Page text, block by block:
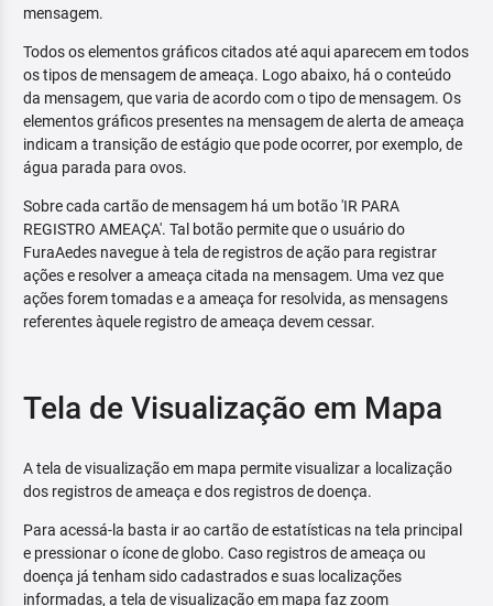
mensagem.
Todos os elementos gráficos citados até aqui aparecem em todos
os tipos de mensagem de ameaça. Logo abaixo, há o conteúdo
da mensagem, que varia de acordo com o tipo de mensagem. Os
elementos gráficos presentes na mensagem de alerta de ameaça
indicam a transição de estágio que pode ocorrer, por exemplo, de
água parada para ovos.
Sobre cada cartão de mensagem há um botão 'IR PARA
REGISTRO AMEAÇA'. Tal botão permite que o usuário do
FuraAedes navegue à tela de registros de ação para registrar
ações e resolver a ameaça citada na mensagem. Uma vez que
ações forem tomadas e a ameaça for resolvida, as mensagens
referentes àquele registro de ameaça devem cessar.
Tela de Visualização em Mapa
A tela de visualização em mapa permite visualizar a localização
dos registros de ameaça e dos registros de doença.
Para acessá-la basta ir ao cartão de estatísticas na tela principal
e pressionar o ícone de globo. Caso registros de ameaça ou
doença já tenham sido cadastrados e suas localizações
informadas, a tela de visualização em mapa faz zoom